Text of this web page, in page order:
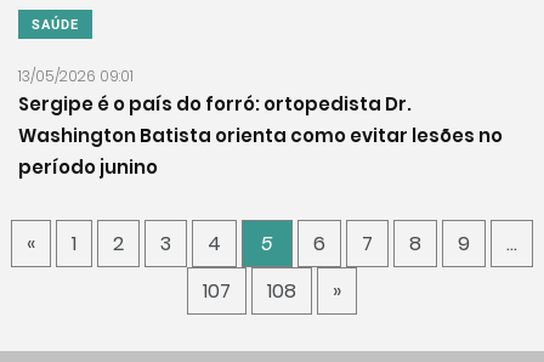
SAÚDE
13/05/2026 09:01
Sergipe é o país do forró: ortopedista Dr.
Washington Batista orienta como evitar lesões no
período junino
« 1 2 3 4 5 6 7 8 9
…
107
108 »